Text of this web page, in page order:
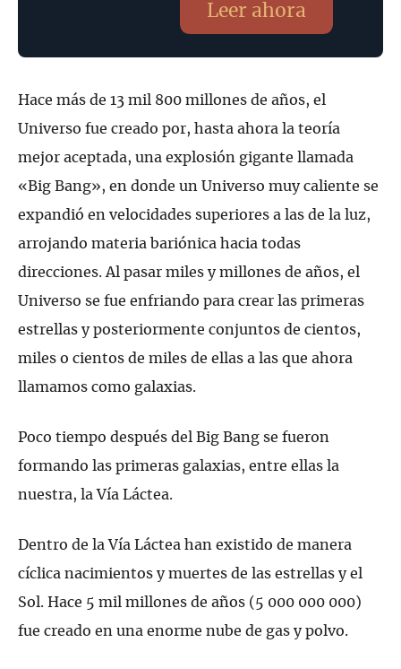
Leer ahora
Hace más de 13 mil 800 millones de años, el
Universo fue creado por, hasta ahora la teoría
mejor aceptada, una explosión gigante llamada
«Big Bang», en donde un Universo muy caliente se
expandió en velocidades superiores a las de la luz,
arrojando materia bariónica hacia todas
direcciones. Al pasar miles y millones de años, el
Universo se fue enfriando para crear las primeras
estrellas y posteriormente conjuntos de cientos,
miles o cientos de miles de ellas a las que ahora
llamamos como galaxias.
Poco tiempo después del Big Bang se fueron
formando las primeras galaxias, entre ellas la
nuestra, la Vía Láctea.
Dentro de la Vía Láctea han existido de manera
cíclica nacimientos y muertes de las estrellas y el
Sol. Hace 5 mil millones de años (5 000 000 000)
fue creado en una enorme nube de gas y polvo.